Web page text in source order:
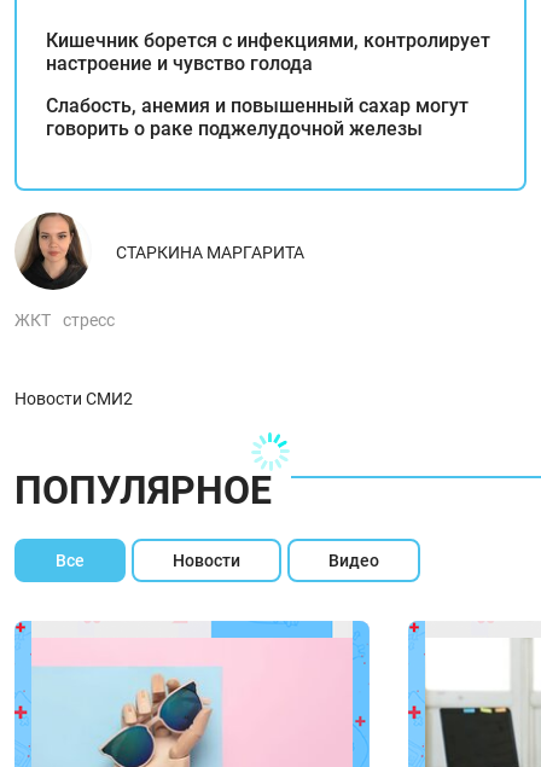
Кишечник борется с инфекциями, контролирует
настроение и чувство голода
Слабость, анемия и повышенный сахар могут
говорить о раке поджелудочной железы
СТАРКИНА МАРГАРИТА
ЖКТ стресс
Новости СМИ2
ПОПУЛЯРНОЕ
Все Новости Видео